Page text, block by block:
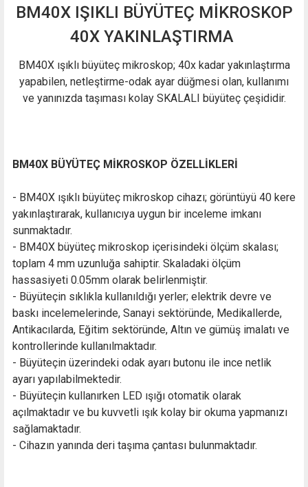
BM40X IŞIKLI BÜYÜTEÇ MİKROSKOP
40X YAKINLAŞTIRMA
BM40X ışıklı büyüteç mikroskop; 40x kadar yakınlaştırma
yapabilen, netleştirme-odak ayar düğmesi olan, kullanımı
ve yanınızda taşıması kolay SKALALI büyüteç çeşididir.
BM40X BÜYÜTEÇ MİKROSKOP ÖZELLİKLERİ
- BM40X ışıklı büyüteç mikroskop cihazı; görüntüyü 40 kere
yakınlaştırarak, kullanıcıya uygun bir inceleme imkanı
sunmaktadır.
- BM40X büyüteç mikroskop içerisindeki ölçüm skalası;
toplam 4 mm uzunluğa sahiptir. Skaladaki ölçüm
hassasiyeti 0.05mm olarak belirlenmiştir.
- Büyüteçin sıklıkla kullanıldığı yerler; elektrik devre ve
baskı incelemelerinde, Sanayi sektöründe, Medikallerde,
Antikacılarda, Eğitim sektöründe, Altın ve gümüş imalatı ve
kontrollerinde kullanılmaktadır.
- Büyüteçin üzerindeki odak ayarı butonu ile ince netlik
ayarı yapılabilmektedir.
- Büyüteçin kullanırken LED ışığı otomatik olarak
açılmaktadır ve bu kuvvetli ışık kolay bir okuma yapmanızı
sağlamaktadır.
- Cihazın yanında deri taşıma çantası bulunmaktadır.